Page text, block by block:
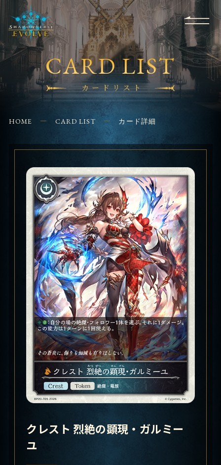
Q&A
EVENT SHOPS
FOR
BEGINNERS
APPLICATION
CONTACT
CARD LIST
カードリスト
HOME CARD LIST カード詳細
クレスト 烈絶の顕現・ガルミー
ユ